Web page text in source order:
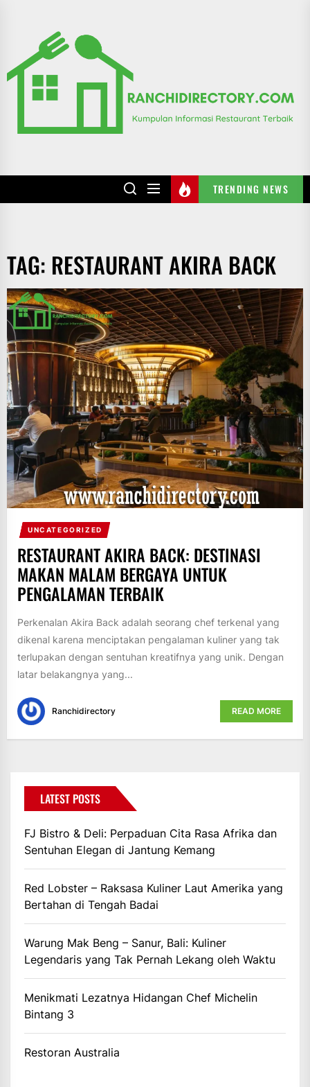
content
TRENDING NEWS
TAG: RESTAURANT AKIRA BACK
UNCATEGORIZED
RESTAURANT AKIRA BACK: DESTINASI
MAKAN MALAM BERGAYA UNTUK
PENGALAMAN TERBAIK
Perkenalan Akira Back adalah seorang chef terkenal yang
dikenal karena menciptakan pengalaman kuliner yang tak
terlupakan dengan sentuhan kreatifnya yang unik. Dengan
latar belakangnya yang...
Ranchidirectory READ MORE
LATEST POSTS
FJ Bistro & Deli: Perpaduan Cita Rasa Afrika dan
Sentuhan Elegan di Jantung Kemang
Red Lobster – Raksasa Kuliner Laut Amerika yang
Bertahan di Tengah Badai
Warung Mak Beng – Sanur, Bali: Kuliner
Legendaris yang Tak Pernah Lekang oleh Waktu
Menikmati Lezatnya Hidangan Chef Michelin
Bintang 3
Restoran Australia